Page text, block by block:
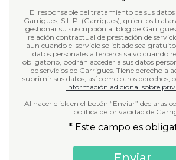
El responsable del tratamiento de sus datos
Garrigues, S.L.P. (Garrigues), quien los tratará con la finalidad de
gestionar su suscripción al blog de
relación contractual de prestación de
aun cuando el servicio solicitado sea
datos personales a terceros salvo cuando
obligatorio, podrán acceder a sus datos
de servicios de Garrigues. Tiene derecho a
suprimir sus datos, así como otros derechos,
información adicional sobre
Al hacer click en el botón “Enviar” declaras
política de privacidad de
* Este campo es